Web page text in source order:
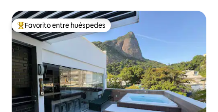
Favorito entre huéspedes preferido
Favorito entre huéspedes